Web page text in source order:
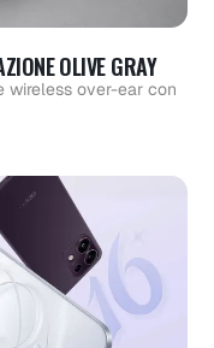
OLIVE GRAY
wireless over-ear con